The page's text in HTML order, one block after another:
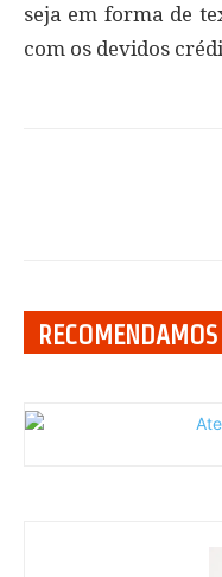
seja em forma de
com os devidos
RECOMENDAMOS